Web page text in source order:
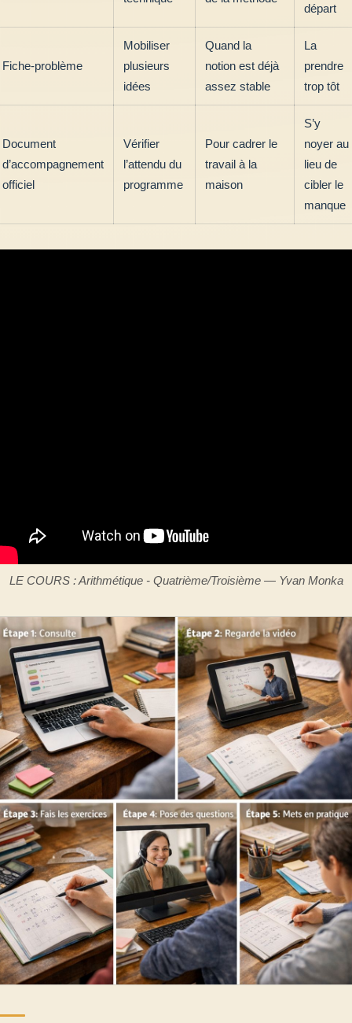
départ
Fiche-problème
Mobiliser
plusieurs
idées
Quand la
notion est déjà
assez stable
La
prendre
trop tôt
Document
d’accompagnement
officiel
Vérifier
l’attendu du
programme
Pour cadrer le
travail à la
maison
S’y
noyer au
lieu de
cibler le
manque
LE COURS : Arithmétique - Quatrième/Troisième — Yvan Monka